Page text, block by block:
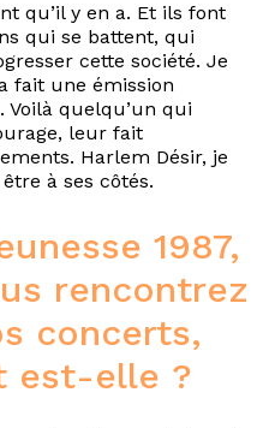
qu’il y en a. Et ils font
qui se battent, qui
cette société. Je
fait une émission
Voilà quelqu’un qui
leur fait
Harlem Désir, je
à ses côtés.
1987,
rencontrez
concerts,
est-elle ?